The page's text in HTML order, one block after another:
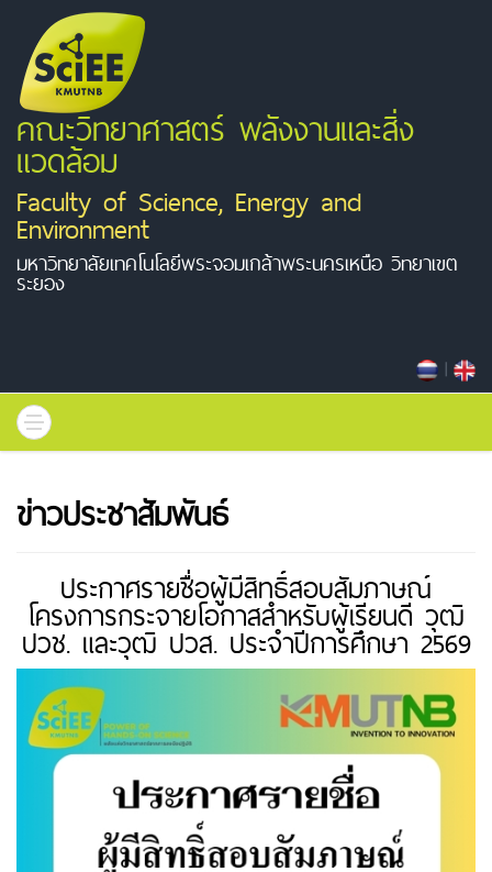
คณะวิทยาศาสตร์ พลังงานและสิ่ง
แวดล้อม
Faculty of Science, Energy and
Environment
มหาวิทยาลัยเทคโนโลยีพระจอมเกล้าพระนครเหนือ วิทยาเขต
ระยอง
|
ข่าวประชาสัมพันธ์
ประกาศรายชื่อผู้มีสิทธิ์สอบสัมภาษณ์
โครงการกระจายโอกาสสำหรับผู้เรียนดี วุฒิ
ปวช. และวุฒิ ปวส. ประจำปีการศึกษา 2569